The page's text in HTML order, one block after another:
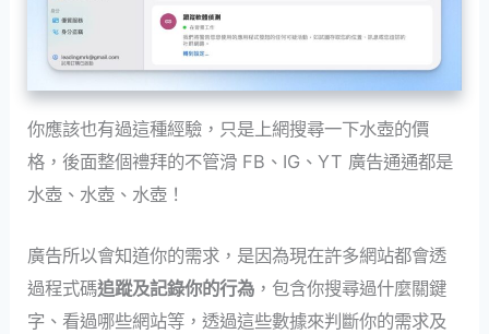
你應該也有過這種經驗，只是上網搜尋一下水壺的價
格，後面整個禮拜的不管滑 FB、IG、YT 廣告通通都是
水壺、水壺、水壺！
廣告所以會知道你的需求，是因為現在許多網站都會透
過程式碼追蹤及記錄你的行為 ，包含你搜尋過什麼關鍵
字、看過哪些網站等，透過這些數據來判斷你的需求及